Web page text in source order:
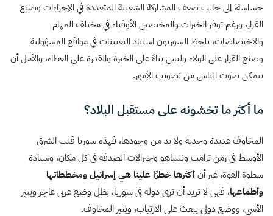
حساسة، إلى جانب ضعف المشاركة الشعبية المتعددة في الإجراءات وصنع
القرار، ورغم توفر الخبرات والمختصين الأوفياء في مختلف المهام
والاختصاصات، يلحظ السوريون استناد التعيينات في مواقع المسؤولية
وصنع القرار على الولاء وليس بناءً على الخبرة والقدرة على العطاء، والأمل أن
يتمكن صوت الناس من تصويب الأمور.
ما أكثر ما تخشونه على مستقبل البلاد؟
المخاوف عديدة وجدية ولا بد من وجودها، فهذه سوريا قلب الشرق
الأوسط في زمن ترامب ونتنياهو وجنرالات الصدفة في كل مكان، وسيادة
سطوة القوة، غير أنأكثرها خطرًا علينا هي إسرائيل ومخططاتها
وأطماعها، فهي لا تريد أن ترى دولة في سوريا، بظل وضع عربي عاجز ويثير
الأسى، ووضع دولي يبعث على الارتياب، ويثير المخاوف.